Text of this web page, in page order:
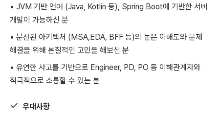
• JVM 기반 언어 (Java, Kotlin 등), Spring Boot에 기반한 서버
개발이 가능하신 분
• 분산된 아키텍처 (MSA,EDA, BFF 등)의 높은 이해도와 문제
해결을 위해 본질적인 고민을 해보신 분
• 유연한 사고를 기반으로 Engineer, PD, PO 등 이해관계자와
적극적으로 소통할 수 있는 분
우대사항